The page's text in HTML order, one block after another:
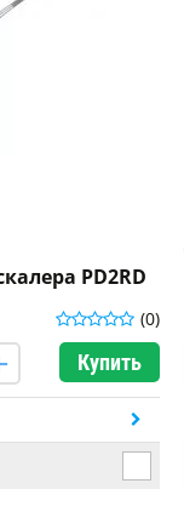
PD2RD
(0)
Купить